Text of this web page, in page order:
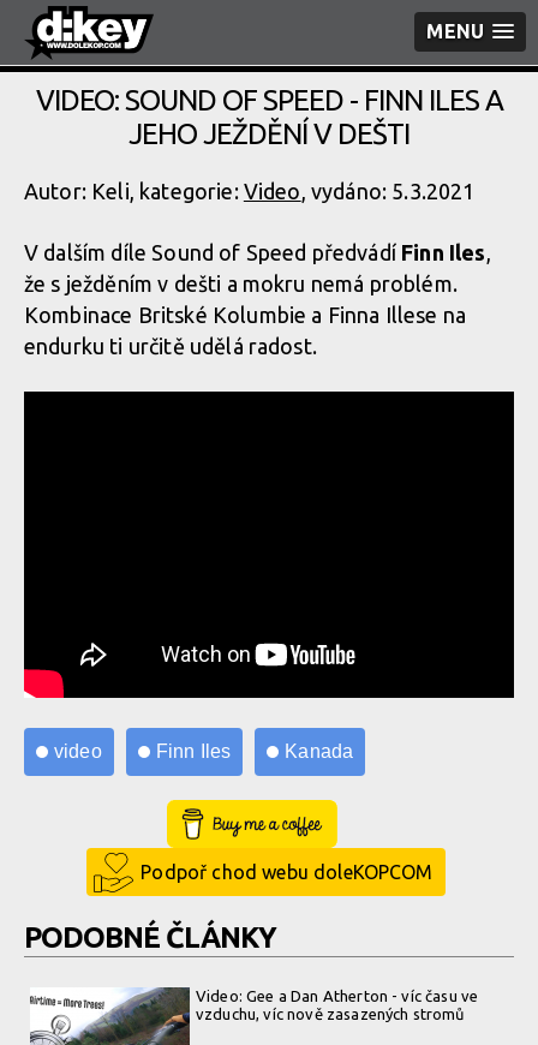
MENU
VIDEO: SOUND OF SPEED - FINN ILES A
JEHO JEŽDĚNÍ V DEŠTI
Autor: Keli, kategorie: Video, vydáno: 5.3.2021
V dalším díle Sound of Speed předvádí Finn Iles,
že s ježděním v dešti a mokru nemá problém.
Kombinace Britské Kolumbie a Finna Illese na
endurku ti určitě udělá radost.
video Finn Iles Kanada
Buy Me a Coffee
Podpoř chod webu doleKOPCOM
PODOBNÉ ČLÁNKY
Video: Gee a Dan Atherton - víc času ve
vzduchu, víc nově zasazených stromů